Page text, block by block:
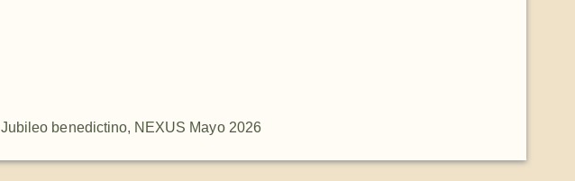
Jubileo benedictino, NEXUS Mayo 2026